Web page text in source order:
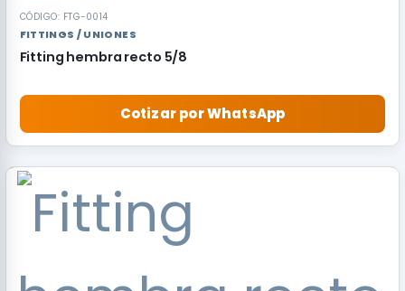
CÓDIGO: FTG-0014
FITTINGS / UNIONES
Fitting hembra recto 5/8
Cotizar por WhatsApp